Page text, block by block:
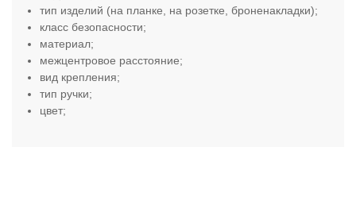
тип изделий (на планке, на розетке, броненакладки);
класс безопасности;
материал;
межцентровое расстояние;
вид крепления;
тип ручки;
цвет;